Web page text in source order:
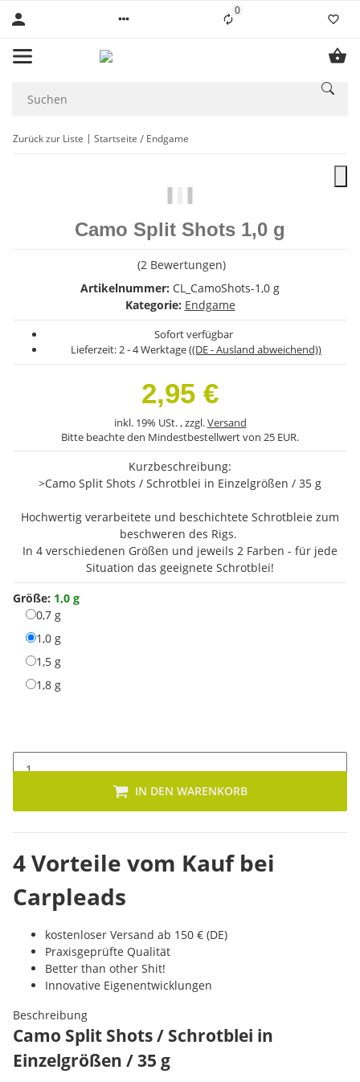
0Liste ist leer
Zurück zur Liste Startseite Endgame
Camo Split Shots 1,0 g
(2 Bewertungen)
Artikelnummer: CL_CamoShots-1,0 g
Kategorie: Endgame
Sofort verfügbar
Lieferzeit:2 - 4 Werktage((DE - Ausland abweichend))
2,95 €
inkl. 19% USt. , zzgl.Versand
Bitte beachte den Mindestbestellwert von 25 EUR.
Kurzbeschreibung:
>Camo Split Shots / Schrotblei in Einzelgrößen / 35 g
Hochwertig verarbeitete und beschichtete Schrotbleie zum
beschweren des Rigs.
In 4 verschiedenen Größen und jeweils 2 Farben - für jede
Situation das geeignete Schrotblei!
Größe: 1,0 g
0,7 g0,7 g
1,0 g1,0 g
1,5 g1,5 g
1,8 g1,8 g
IN DEN WARENKORB
4 Vorteile vom Kauf bei
Carpleads
kostenloser Versand ab 150 € (DE)
Praxisgeprüfte Qualität
Better than other Shit!
Innovative Eigenentwicklungen
Beschreibung
Camo Split Shots / Schrotblei in
Einzelgrößen / 35 g